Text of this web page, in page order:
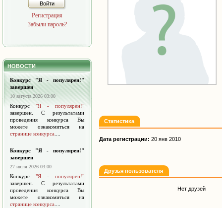
Войти
Регистрация
Забыли пароль?
НОВОСТИ
Конкурс "Я - популярен!"
завершен
10 августа 2026 03:00
Конкурс "Я - популярен!"
завершен. С результатами
проведения конкурса Вы
можете ознакомиться на
странице конкурса
Конкурс "Я - популярен!"
завершен
27 июля 2026 03:00
Конкурс "Я - популярен!"
завершен. С результатами
проведения конкурса Вы
можете ознакомиться на
странице конкурса
Статистика
Дата регистрации: 20 янв 2010
Друзья пользователя
Нет друзей